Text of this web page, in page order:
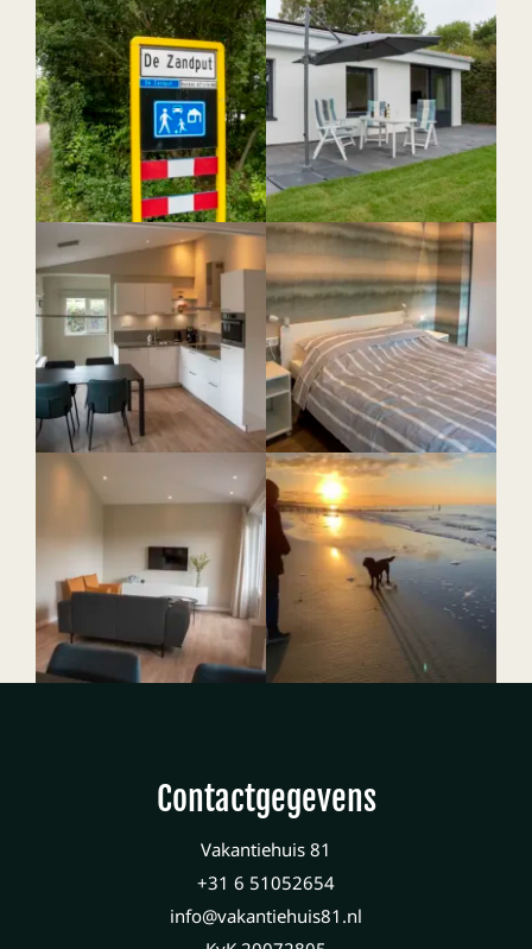
Contactgegevens
Vakantiehuis 81
+31 6 51052654
info@vakantiehuis81.nl